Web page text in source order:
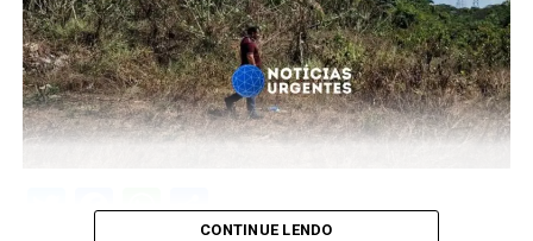
Twitter
Facebook
WhatsApp
Share
CONTINUE LENDO